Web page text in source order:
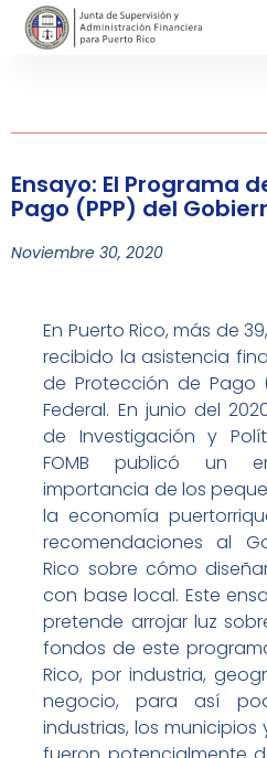
Ensayo: El Programa
Pago (PPP) del
Noviembre 30, 2020
En Puerto Rico, más de
recibido la asistencia
de Protección de Pago
Federal. En junio del
de Investigación y
FOMB publicó un
importancia de los
la economía
recomendaciones al
Rico sobre cómo
con base local. Este
pretende arrojar luz
fondos de este
Rico, por industria,
negocio, para así
industrias, los